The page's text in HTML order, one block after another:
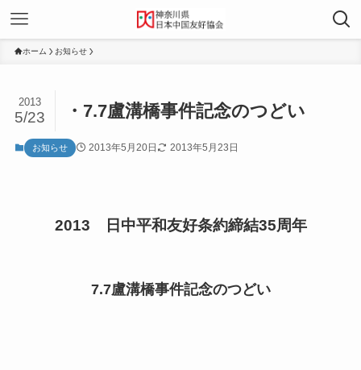
ホーム お知らせ
・7.7盧溝橋事件記念のつどい
2013
5/23
お知らせ 2013年5月20日 2013年5月23日
2013 日中平和友好条約締結35周年
7.7盧溝橋事件記念のつどい